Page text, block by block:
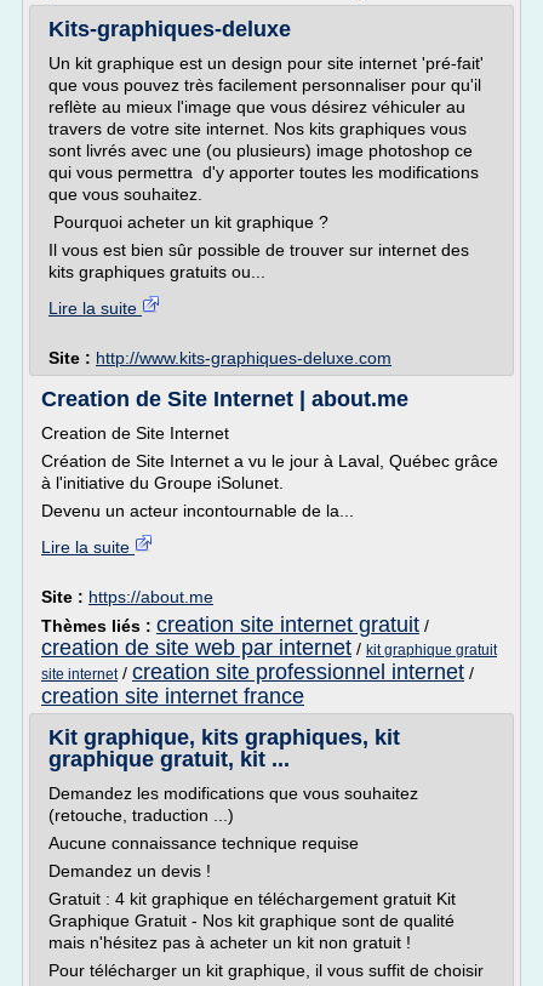
Kits-graphiques-deluxe
Un kit graphique est un design pour site internet 'pré-fait'
que vous pouvez très facilement personnaliser pour qu'il
reflète au mieux l'image que vous désirez véhiculer au
travers de votre site internet. Nos kits graphiques vous
sont livrés avec une (ou plusieurs) image photoshop ce
qui vous permettra d'y apporter toutes les modifications
que vous souhaitez.
Pourquoi acheter un kit graphique ?
Il vous est bien sûr possible de trouver sur internet des
kits graphiques gratuits ou...
Lire la suite
Site : http://www.kits-graphiques-deluxe.com
Creation de Site Internet | about.me
Creation de Site Internet
Création de Site Internet a vu le jour à Laval, Québec grâce
à l'initiative du Groupe iSolunet.
Devenu un acteur incontournable de la...
Lire la suite
Site : https://about.me
Thèmes liés : creation site internet gratuit /
creation de site web par internet / kit graphique gratuit
site internet/ creation site professionnel internet /
creation site internet france
Kit graphique, kits graphiques, kit
graphique gratuit, kit ...
Demandez les modifications que vous souhaitez
(retouche, traduction ...)
Aucune connaissance technique requise
Demandez un devis !
Gratuit : 4 kit graphique en téléchargement gratuit Kit
Graphique Gratuit - Nos kit graphique sont de qualité
mais n'hésitez pas à acheter un kit non gratuit !
Pour télécharger un kit graphique, il vous suffit de choisir